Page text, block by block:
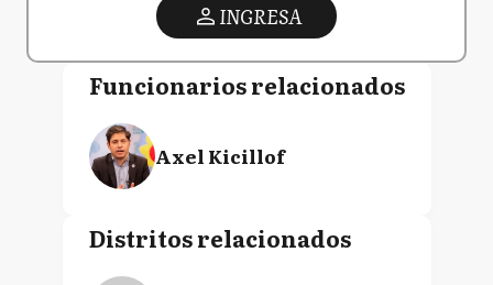
INGRESA
Funcionarios relacionados
Axel Kicillof
Distritos relacionados